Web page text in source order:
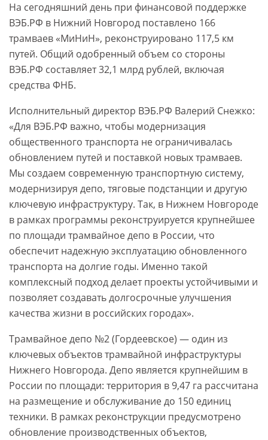
На сегодняшний день при финансовой поддержке
ВЭБ.РФ в Нижний Новгород поставлено 166
трамваев «МиНиН», реконструировано 117,5 км
путей. Общий одобренный объем со стороны
ВЭБ.РФ составляет 32,1 млрд рублей, включая
средства ФНБ.
Исполнительный директор ВЭБ.РФ Валерий Снежко:
«Для ВЭБ.РФ важно, чтобы модернизация
общественного транспорта не ограничивалась
обновлением путей и поставкой новых трамваев.
Мы создаем современную транспортную систему,
модернизируя депо, тяговые подстанции и другую
ключевую инфраструктуру. Так, в Нижнем Новгороде
в рамках программы реконструируется крупнейшее
по площади трамвайное депо в России, что
обеспечит надежную эксплуатацию обновленного
транспорта на долгие годы. Именно такой
комплексный подход делает проекты устойчивыми и
позволяет создавать долгосрочные улучшения
качества жизни в российских городах».
Трамвайное депо №2 (Гордеевское) — один из
ключевых объектов трамвайной инфраструктуры
Нижнего Новгорода. Депо является крупнейшим в
России по площади: территория в 9,47 га рассчитана
на размещение и обслуживание до 150 единиц
техники. В рамках реконструкции предусмотрено
обновление производственных объектов,